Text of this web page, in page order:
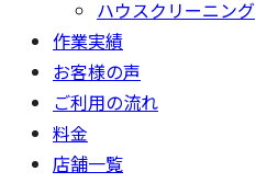
ハウスクリーニング
作業実績
お客様の声
ご利用の流れ
料金
店舗一覧